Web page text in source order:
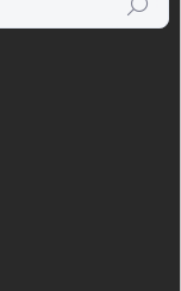
Hledat